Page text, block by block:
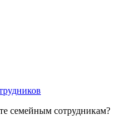
семейным сотрудникам?